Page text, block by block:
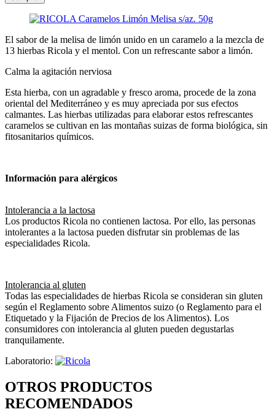
El sabor de la melisa de limón unido en un caramelo a la mezcla de
13 hierbas Ricola y el mentol. Con un refrescante sabor a limón.
Calma la agitación nerviosa
Esta hierba, con un agradable y fresco aroma, procede de la zona
oriental del Mediterráneo y es muy apreciada por sus efectos
calmantes. Las hierbas utilizadas para elaborar estos refrescantes
caramelos se cultivan en las montañas suizas de forma biológica, sin
fitosanitarios químicos.
Información para alérgicos
Intolerancia a la lactosa
Los productos Ricola no contienen lactosa. Por ello, las personas
intolerantes a la lactosa pueden disfrutar sin problemas de las
especialidades Ricola.
Intolerancia al gluten
Todas las especialidades de hierbas Ricola se consideran sin gluten
según el Reglamento sobre Alimentos suizo (o Reglamento para el
Etiquetado y la Fijación de Precios de los Alimentos). Los
consumidores con intolerancia al gluten pueden degustarlas
tranquilamente.
Laboratorio:
OTROS PRODUCTOS
RECOMENDADOS